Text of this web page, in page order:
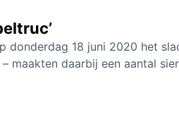
donderdag 18 juni 2020 het
maakten daarbij een aantal